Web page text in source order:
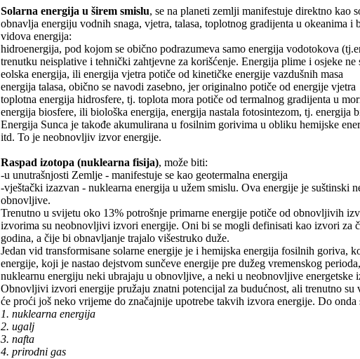
Solarna energija u širem smislu, se na planeti zemlji manifestuje direktno kao
obnavlja energiju vodnih snaga, vjetra, talasa, toplotnog gradijenta u okeanima
vidova energija:
hidroenergija, pod kojom se obično podrazumeva samo energija vodotokova
trenutku neisplative i tehnički zahtjevne za korišćenje. Energija plime i osjeke ne
eolska energija, ili energija vjetra potiče od kinetičke energije vazdušnih masa
energija talasa, obično se navodi zasebno, jer originalno potiče od energije vjetra
toplotna energija hidrosfere, tj. toplota mora potiče od termalnog gradijenta u
energija biosfere, ili biološka energija, energija nastala fotosintezom, tj. energija
Energija Sunca je takođe akumulirana u fosilnim gorivima u obliku hemijske
itd. To je neobnovljiv izvor energije.
Raspad izotopa (nuklearna fisija), može biti:
-u unutrašnjosti Zemlje - manifestuje se kao geotermalna energija
-vještački izazvan - nuklearna energija u užem smislu. Ova energije je
obnovljive.
Trenutno u svijetu oko 13% potrošnje primarne energije potiče od obnovljivih
izvorima su neobnovljivi izvori energije. Oni bi se mogli definisati kao izvori za
godina, a čije bi obnavljanje trajalo višestruko duže.
Jedan vid transformisane solarne energije je i hemijska energija fosilnih goriva,
energije, koji je nastao dejstvom sunčeve energije pre dužeg vremenskog
nuklearnu energiju neki ubrajaju u obnovljive, a neki u neobnovljive energetske
Obnovljivi izvori energije pružaju znatni potencijal za budućnost, ali trenutno
će proći još neko vrijeme do značajnije upotrebe takvih izvora energije. Do
1. nuklearna energija
2. ugalj
3. nafta
4. prirodni gas